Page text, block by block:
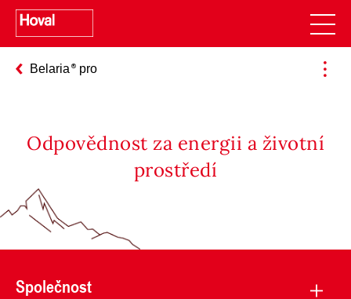
Belaria pro
Odpovědnost za energii a životní
prostředí
Společnost